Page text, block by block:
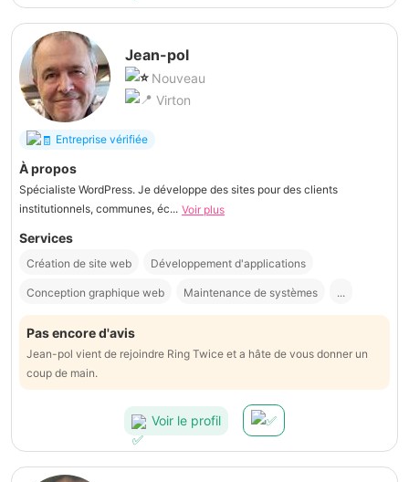
Jean-pol
Nouveau
Virton
Entreprise vérifiée
À propos
Spécialiste WordPress. Je développe des sites pour des clients
institutionnels, communes, éc... Voir plus
Services
Création de site web Développement d'applications
Conception graphique web Maintenance de systèmes ...
Pas encore d'avis
Jean-pol vient de rejoindre Ring Twice et a hâte de vous donner un
coup de main.
Voir le profil